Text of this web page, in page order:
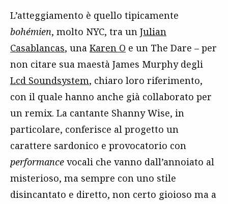
L’atteggiamento è quello tipicamente
bohémien, molto NYC, tra un Julian
Casablancas, una Karen O e un The Dare – per
non citare sua maestà James Murphy degli
Lcd Soundsystem, chiaro loro riferimento,
con il quale hanno anche già collaborato per
un remix. La cantante Shanny Wise, in
particolare, conferisce al progetto un
carattere sardonico e provocatorio con
performance vocali che vanno dall’annoiato al
misterioso, ma sempre con uno stile
disincantato e diretto, non certo gioioso ma a